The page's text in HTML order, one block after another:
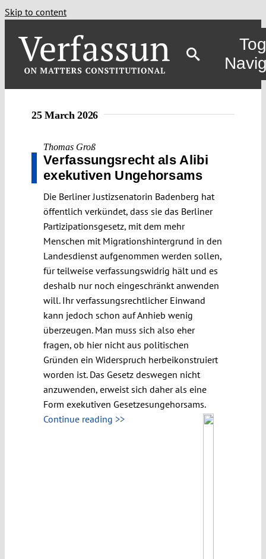
Skip to content
25 March 2026
Thomas Groß
Verfassungsrecht als Alibi
exekutiven Ungehorsams
Die Berliner Justizsenatorin Badenberg hat
öffentlich verkündet, dass sie das Berliner
Partizipationsgesetz, mit dem mehr
Menschen mit Migrationshintergrund in den
Landesdienst aufgenommen werden sollen,
für teilweise verfassungswidrig hält und es
deshalb nur noch eingeschränkt anwenden
will. Ihr verfassungsrechtlicher Einwand
kann jedoch schon auf Anhieb wenig
überzeugen. Man muss sich also eher
fragen, ob hier nicht aus politischen
Gründen ein Widerspruch herbeikonstruiert
worden ist. Das Gesetz deswegen nicht
anzuwenden, erweist sich daher als eine
Form exekutiven Gesetzesungehorsams.
Continue reading >>